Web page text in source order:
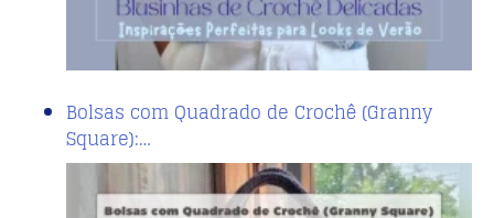
Bolsas com Quadrado de Crochê (Granny
Square):…